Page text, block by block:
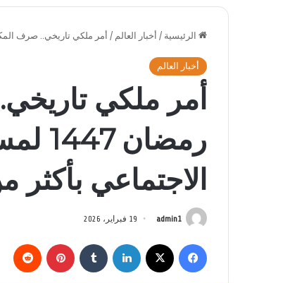
الرئيسية / أخبار العالم / أمر ملكي تاريخي.. صرف المكرمة الملكية رمضان 1447
أخبار العالم
أمر ملكي
الاجتماعي بأكثر من 3 مليارات
admin1 19 فبراير، 2026
فيسبوك لينكدإن بينتيريست